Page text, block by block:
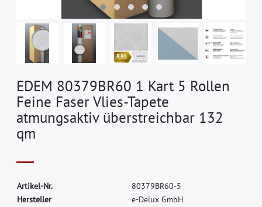
EDEM 80379BR60 1 Kart 5 Rollen
Feine Faser Vlies-Tapete
atmungsaktiv überstreichbar 132
qm
Artikel-Nr. 80379BR60-5
Hersteller e-Delux GmbH